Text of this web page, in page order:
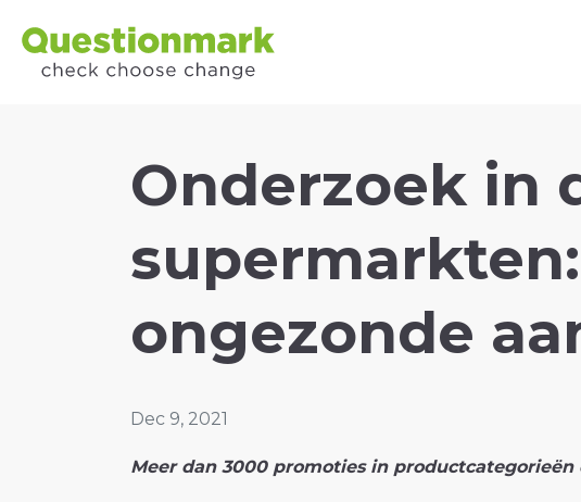
Onderzoek in
ongezonde
Dec 9, 2021
Meer dan 3000 promoties in